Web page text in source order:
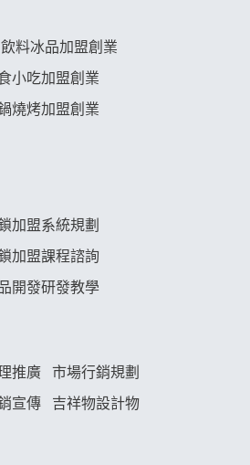
加盟明會
會
會
加盟說明會
飲料冰品加盟創業
小吃加盟創業
燒烤加盟創業
加盟系統規劃
加盟課程諮詢
開發研發教學
推廣 市場行銷規劃
宣傳 吉祥物設計物